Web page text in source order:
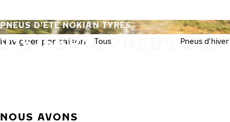
215/55R16 PNEUS D'ÉTÉ
PNEUS D'ÉTÉ NOKIAN TYRES
Naviguer par saison: Tous Pneus d'hiver
NOUS AVONS